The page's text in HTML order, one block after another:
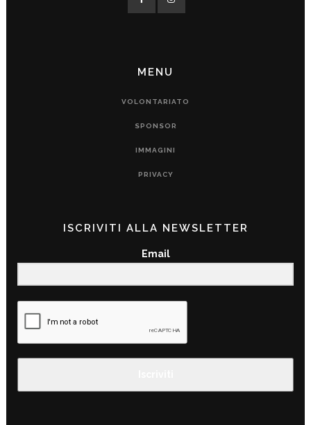
MENU
VOLONTARIATO
SPONSOR
IMMAGINI
PRIVACY
ISCRIVITI ALLA NEWSLETTER
Email